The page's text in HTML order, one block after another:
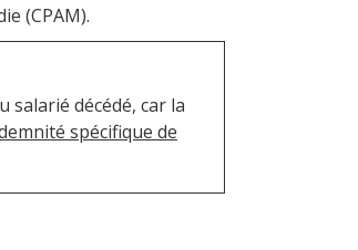
(CPAM).
décédé, car la
spécifique de